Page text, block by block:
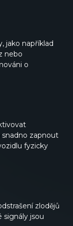
jako například
nebo
o
snadno zapnout
fyzicky
zlodějů
signály jsou